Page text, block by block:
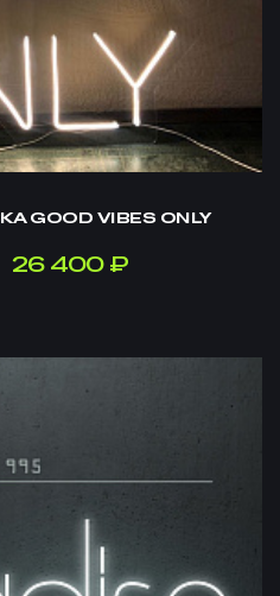
VIBES ONLY
26 400 ₽